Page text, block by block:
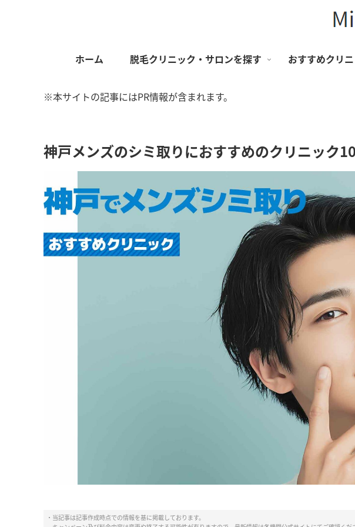
ホーム 脱毛クリニック・サロンを探す おすすめクリ
※本サイトの記事にはPR情報が含まれます。
神戸メンズのシミ取りにおすすめのクリニック
・当記事は記事作成時点での情報を基に掲載しております。